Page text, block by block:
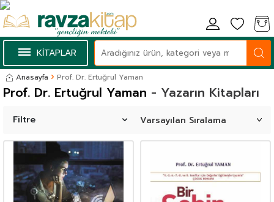
KİTAPLAR
Anasayfa Prof. Dr. Ertuğrul Yaman
- Yazarın Kitapları
Prof. Dr. Ertuğrul Yaman
Filtre